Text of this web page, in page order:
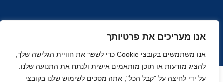
אנו מעריכים את פרטיותך
אנו משתמשים בקובצי Cookie כדי לשפר את חוויית הגלישה שלך,
להציג מודעות או תוכן מותאמים אישית ולנתח את התנועה שלנו.
על ידי לחיצה על "קבל הכל", אתה מסכים לשימוש שלנו בקובצי
הצהרת נגישות